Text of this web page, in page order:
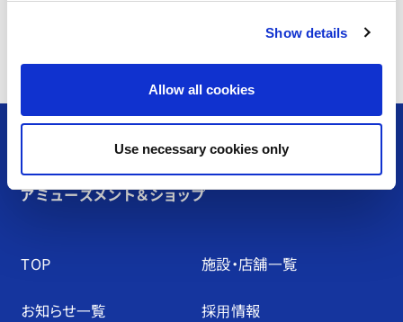
Show details
Allow all cookies
Use necessary cookies only
アミューズメント＆ショップ
TOP 施設・店舗⼀覧
お知らせ⼀覧 採⽤情報